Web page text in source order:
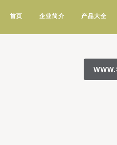
首页 企业简介 产品大全